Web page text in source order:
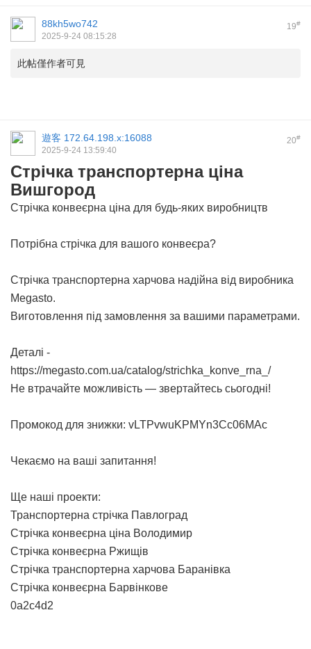
19#
88kh5wo742
2025-9-24 08:15:28
此帖僅作者可見
20#
遊客 172.64.198.x:16088
2025-9-24 13:59:40
Стрічка транспортерна ціна
Вишгород
Стрічка конвеєрна ціна для будь-яких виробництв
Потрібна стрічка для вашого конвеєра?
Стрічка транспортерна харчова надійна від виробника
Megasto.
Виготовлення під замовлення за вашими параметрами.
Деталі -
https://megasto.com.ua/catalog/strichka_konve_rna_/
Не втрачайте можливість — звертайтесь сьогодні!
Промокод для знижки: vLTPvwuKPMYn3Cc06MAc
Чекаємо на ваші запитання!
Ще наші проекти:
Транспортерна стрічка Павлоград
Стрічка конвеєрна ціна Володимир
Стрічка конвеєрна Ржищів
Стрічка транспортерна харчова Баранівка
Стрічка конвеєрна Барвінкове
0a2c4d2